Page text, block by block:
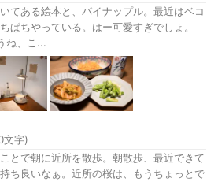
てある絵本と、パイナップル。最近はベコ
ぱちやっている。はー可愛すぎでしょ。
ね、こ...
文字)
とで朝に近所を散歩。朝散歩、最近できて
ち良いなぁ。近所の桜は、もうちょっとで